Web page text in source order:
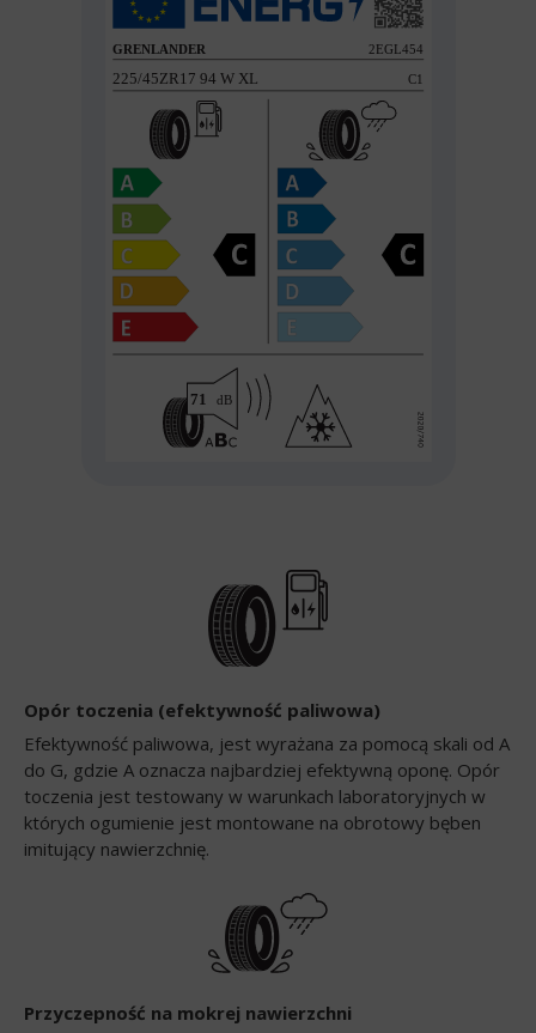
Opór toczenia (efektywność paliwowa)
Efektywność paliwowa, jest wyrażana za pomocą skali od A
do G, gdzie A oznacza najbardziej efektywną oponę. Opór
toczenia jest testowany w warunkach laboratoryjnych w
których ogumienie jest montowane na obrotowy bęben
imitujący nawierzchnię.
Przyczepność na mokrej nawierzchni